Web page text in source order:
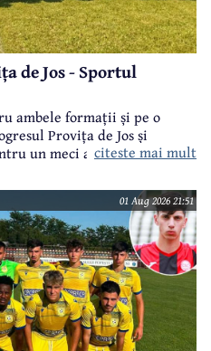
de Jos - Sportul
ambele formații și pe o
Provița de Jos și
un meci amical.citeste mai mult
01 Aug 2026 21:51